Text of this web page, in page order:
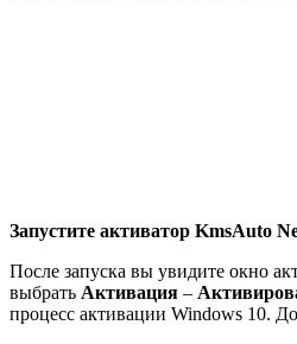
Запустите активатор KmsAuto
После запуска вы увидите окно
выбрать Активация –
процесс активации Windows 10.